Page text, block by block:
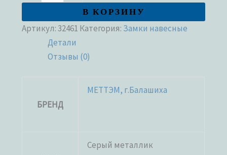
В КОРЗИНУ
Артикул:32461 Категория: Замки навесные
Детали
Отзывы (0)
БРЕНД
МЕТТЭМ, г.Балашиха
Серый металлик